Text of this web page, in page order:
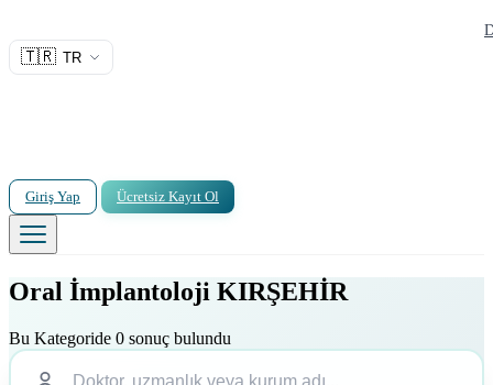
🇹🇷 TR
Giriş Yap Ücretsiz Kayıt Ol
Oral İmplantoloji KIRŞEHİR
Bu Kategoride 0 sonuç bulundu